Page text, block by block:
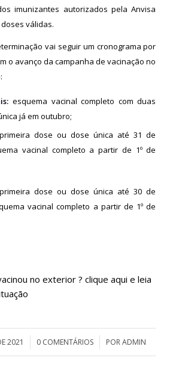
imunizantes autorizados pela Anvisa
válidas.
vai seguir um cronograma por
o avanço da campanha de vacinação no
esquema vacinal completo com duas
já em outubro;
dose ou dose única até 31 de
vacinal completo a partir de 1º de
dose ou dose única até 30 de
vacinal completo a partir de 1º de
no exterior ? clique aqui e leia
2021 0 COMENTÁRIOS
/ PORADMIN